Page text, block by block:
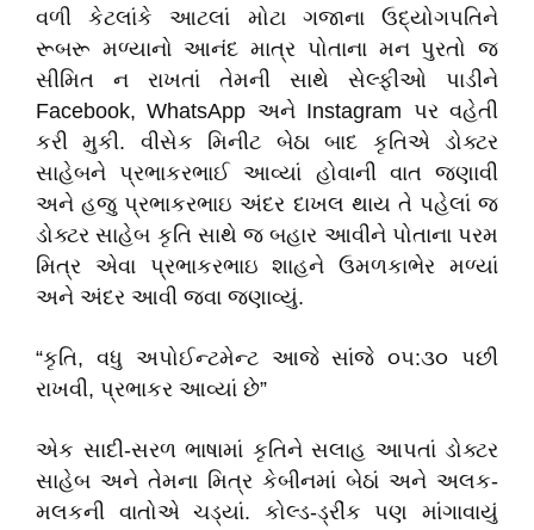
વળી કેટલાંકે આટલાં મોટા ગજાના ઉદ્યોગપતિને
રૂબરૂ મળ્યાનો આનંદ માત્ર પોતાના મન પુરતો જ
સીમિત ન રાખતાં તેમની સાથે સેલ્ફીઓ પાડીને
Facebook, WhatsApp અને Instagram પર વહેતી
કરી મુકી. વીસેક મિનીટ બેઠા બાદ કૃતિએ ડોક્ટર
સાહેબને પ્રભાકરભાઈ આવ્યાં હોવાની વાત જણાવી
અને હજુ પ્રભાકરભાઇ અંદર દાખલ થાય તે પહેલાં જ
ડોક્ટર સાહેબ કૃતિ સાથે જ બહાર આવીને પોતાના પરમ
મિત્ર એવા પ્રભાકરભાઇ શાહને ઉમળકાભેર મળ્યાં
અને અંદર આવી જવા જણાવ્યું.
“કૃતિ, વધુ અપોઈન્ટમેન્ટ આજે સાંજે ૦૫:૩૦ પછી
રાખવી, પ્રભાકર આવ્યાં છે”
એક સાદી-સરળ ભાષામાં કૃતિને સલાહ આપતાં ડોક્ટર
સાહેબ અને તેમના મિત્ર કેબીનમાં બેઠાં અને અલક-
મલકની વાતોએ ચડ્યાં. કોલ્ડ-ડ્રીંક પણ માંગાવાયું